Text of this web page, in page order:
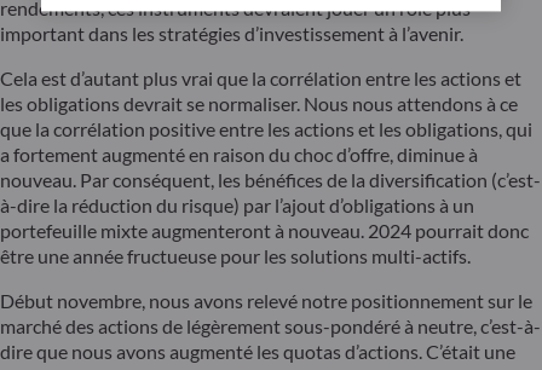
rendements, ces instruments devraient jouer un rôle plus
important dans les stratégies d’investissement à l’avenir.
Cela est d’autant plus vrai que la corrélation entre les actions et
les obligations devrait se normaliser. Nous nous attendons à ce
que la corrélation positive entre les actions et les obligations, qui
a fortement augmenté en raison du choc d’offre, diminue à
nouveau. Par conséquent, les bénéfices de la diversification (c’est-
à-dire la réduction du risque) par l’ajout d’obligations à un
portefeuille mixte augmenteront à nouveau. 2024 pourrait donc
être une année fructueuse pour les solutions multi-actifs.
Début novembre, nous avons relevé notre positionnement sur le
marché des actions de légèrement sous-pondéré à neutre, c’est-à-
dire que nous avons augmenté les quotas d’actions. C’était une